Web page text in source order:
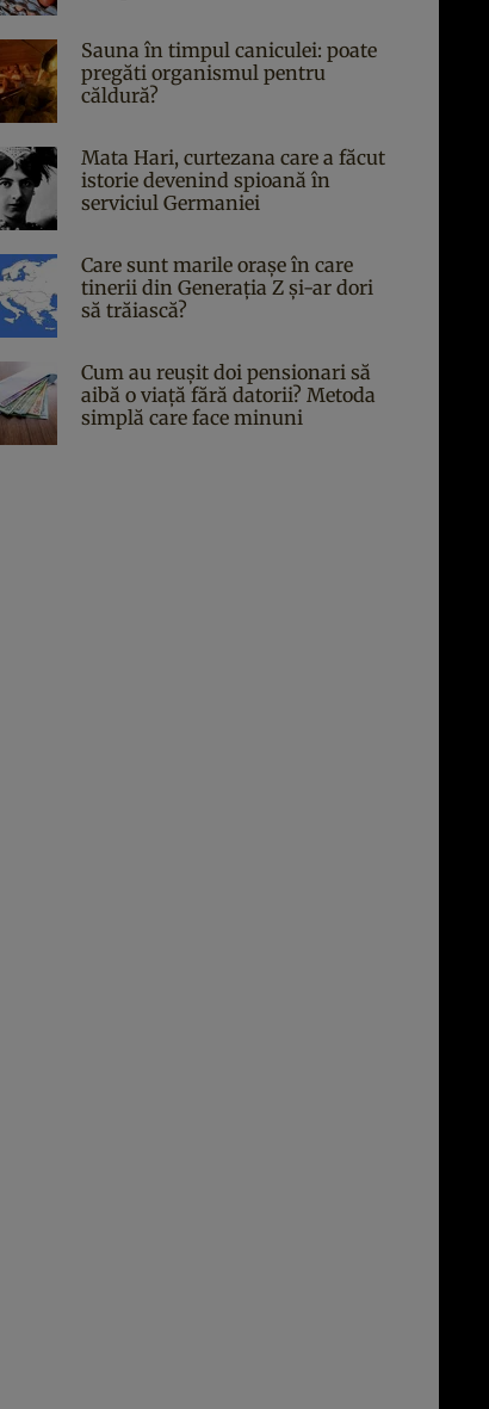
Sauna în timpul caniculei: poate
pregăti organismul pentru
căldură?
Mata Hari, curtezana care a făcut
istorie devenind spioană în
serviciul Germaniei
Care sunt marile orașe în care
tinerii din Generația Z și-ar dori
să trăiască?
Cum au reușit doi pensionari să
aibă o viață fără datorii? Metoda
simplă care face minuni